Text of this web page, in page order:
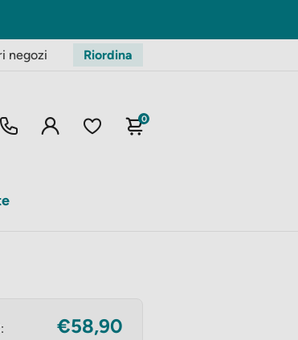
negozi Riordina
0
€58,90